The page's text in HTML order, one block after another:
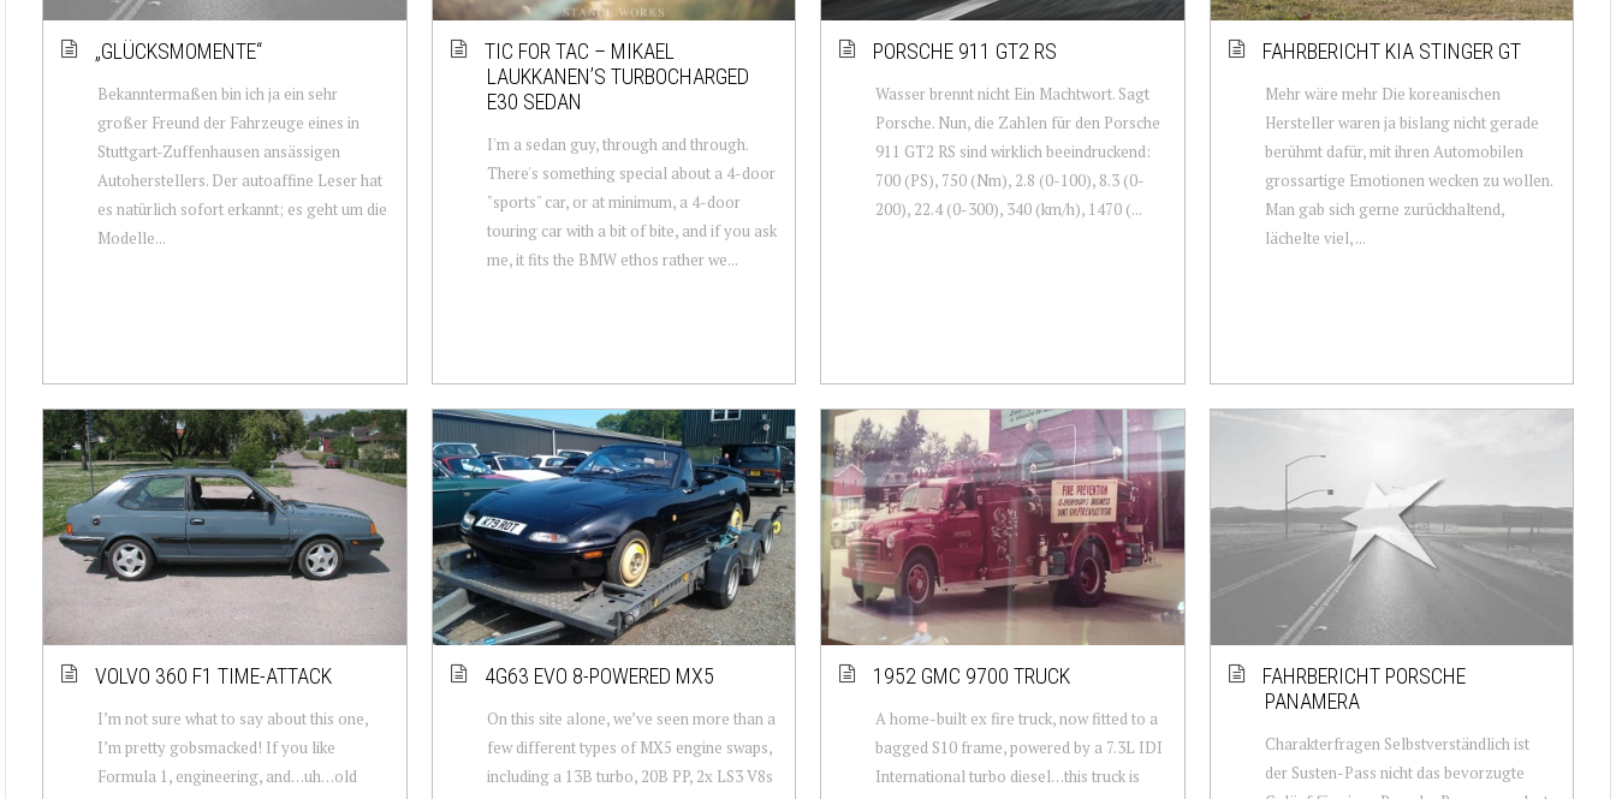
„GLÜCKSMOMENTE“
Bekanntermaßen bin ich ja ein sehr
großer Freund der Fahrzeuge eines in
Stuttgart-Zuffenhausen ansässigen
Autoherstellers. Der autoaffine Leser hat
es natürlich sofort erkannt; es geht um die
Modelle...
TIC FOR TAC – MIKAEL
LAUKKANEN’S TURBOCHARGED
E30 SEDAN
I'm a sedan guy, through and through.
There's something special about a 4-door
"sports" car, or at minimum, a 4-door
touring car with a bit of bite, and if you ask
me, it fits the BMW ethos rather we...
PORSCHE 911 GT2 RS
Wasser brennt nicht Ein Machtwort. Sagt
Porsche. Nun, die Zahlen für den Porsche
911 GT2 RS sind wirklich beeindruckend:
700 (PS), 750 (Nm), 2.8 (0-100), 8.3 (0-
200), 22.4 (0-300), 340 (km/h), 1470 (...
FAHRBERICHT KIA STINGER GT
Mehr wäre mehr Die koreanischen
Hersteller waren ja bislang nicht gerade
berühmt dafür, mit ihren Automobilen
grossartige Emotionen wecken zu wollen.
Man gab sich gerne zurückhaltend,
lächelte viel, ...
VOLVO 360 F1 TIME-ATTACK
I’m not sure what to say about this one,
I’m pretty gobsmacked! If you like
Formula 1, engineering, and…uh…old
4G63 EVO 8-POWERED MX5
On this site alone, we’ve seen more than a
few different types of MX5 engine swaps,
including a 13B turbo, 20B PP, 2x LS3 V8s
1952 GMC 9700 TRUCK
A home-built ex fire truck, now fitted to a
bagged S10 frame, powered by a 7.3L IDI
International turbo diesel…this truck is
FAHRBERICHT PORSCHE
PANAMERA
Charakterfragen Selbstverständlich ist
der Susten-Pass nicht das bevorzugte